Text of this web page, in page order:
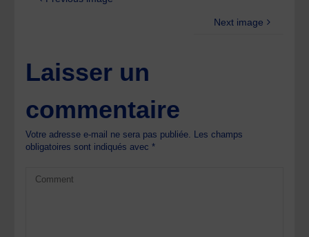
Next image
Laisser un
commentaire
Votre adresse e-mail ne sera pas publiée. Les champs
obligatoires sont indiqués avec*